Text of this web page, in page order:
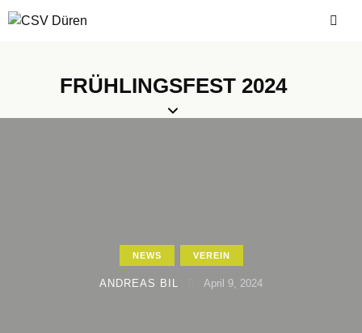
FRÜHLINGSFEST 2024
NEWS VEREIN
ANDREAS BIL April 9, 2024